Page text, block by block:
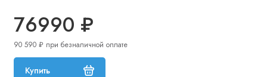
76990 ₽
90 590 ₽ при безналичной оплате
Купить